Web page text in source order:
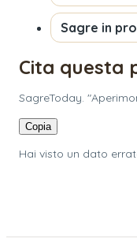
Sagre in
Cita questa
SagreToday.
Copia
Hai visto un dato